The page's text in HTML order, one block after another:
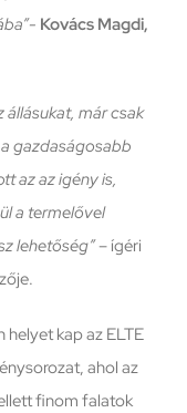
Kovács Magdi,
állásukat, már csak
gazdaságosabb
az az igény is,
a termelővel
lehetőség”– ígéri
kap az ELTE
ahol az
finom falatok